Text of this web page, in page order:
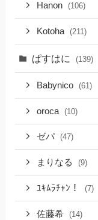
Hanon (106)
Kotoha (211)
ぱすはに (139)
Babynico (61)
oroca (10)
ゼパ (47)
まりなる (9)
ﾕｷﾑﾗﾁｬﾝ！ (7)
佐藤希 (14)